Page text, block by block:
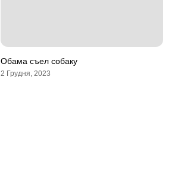
Обама съел собаку
2 Грудня, 2023